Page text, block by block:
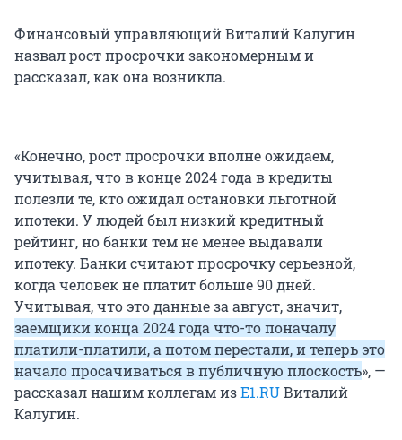
Финансовый управляющий Виталий Калугин
назвал рост просрочки закономерным и
рассказал, как она возникла.
«Конечно, рост просрочки вполне ожидаем,
учитывая, что в конце 2024 года в кредиты
полезли те, кто ожидал остановки льготной
ипотеки. У людей был низкий кредитный
рейтинг, но банки тем не менее выдавали
ипотеку. Банки считают просрочку серьезной,
когда человек не платит больше 90 дней.
Учитывая, что это данные за август, значит,
заемщики конца 2024 года что-то поначалу
платили-платили, а потом перестали, и теперь это
начало просачиваться в публичную плоскость», —
рассказал нашим коллегам изE1.RUВиталий
Калугин.